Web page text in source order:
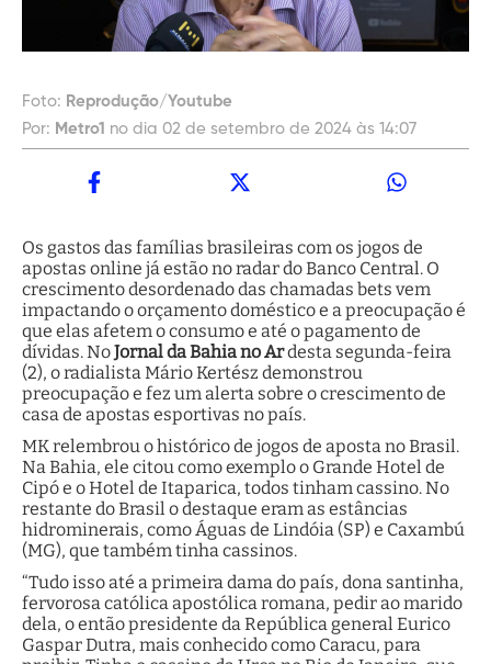
Foto: Reprodução/Youtube
Por: Metro1 no dia 02 de setembro de 2024 às 14:07
Os gastos das famílias brasileiras com os jogos de
apostas online já estão no radar do Banco Central. O
crescimento desordenado das chamadas bets vem
impactando o orçamento doméstico e a preocupação é
que elas afetem o consumo e até o pagamento de
dívidas. NoJornal da Bahia no Ardesta segunda-feira
(2), o radialista Mário Kertész demonstrou
preocupação e fez um alerta sobre o crescimento de
casa de apostas esportivas no país.
MK relembrou o histórico de jogos de aposta no Brasil.
Na Bahia, ele citou como exemplo o Grande Hotel de
Cipó e o Hotel de Itaparica, todos tinham cassino. No
restante do Brasil o destaque eram as estâncias
hidrominerais, como Águas de Lindóia (SP) e Caxambú
(MG), que também tinha cassinos.
“Tudo isso até a primeira dama do país, dona santinha,
fervorosa católica apostólica romana, pedir ao marido
dela, o então presidente da República general Eurico
Gaspar Dutra, mais conhecido como Caracu, para